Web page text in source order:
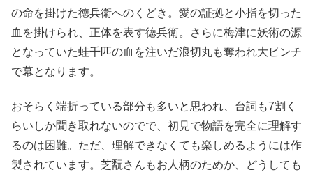
の命を掛けた徳兵衛へのくどき。愛の証拠と小指を切った
血を掛けられ、正体を表す徳兵衛。さらに梅津に妖術の源
となっていた蛙千匹の血を注いだ浪切丸も奪われ大ピンチ
で幕となります。
おそらく端折っている部分も多いと思われ、台詞も7割く
らいしか聞き取れないのでで、初見で物語を完全に理解す
るのは困難。ただ、理解できなくても楽しめるようには作
製されています。芝翫さんもお人柄のためか、どうしても